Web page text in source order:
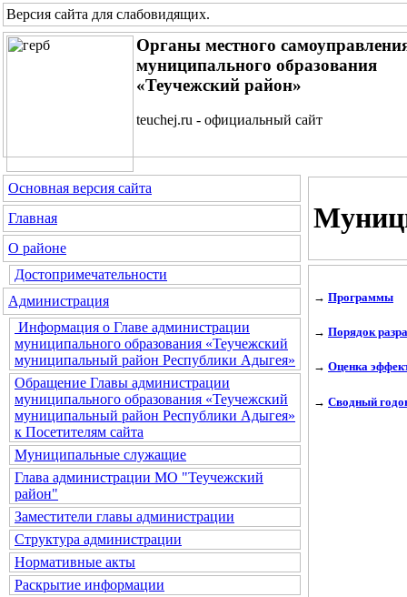
Версия сайта для слабовидящих.
Органы местного
муниципального образования
«Теучежский район»
teuchej.ru - официальный сайт
Основная версия сайта
Главная
О районе
Достопримечательности
Администрация
Информация о Главе администрации
муниципального образования «Теучежский
муниципальный район Республики Адыгея»
Обращение Главы администрации
муниципального образования «Теучежский
муниципальный район Республики Адыгея»
к Посетителям сайта
Муниципальные служащие
Глава администрации МО "Теучежский
район"
Заместители главы администрации
Структура администрации
Нормативные акты
Раскрытие информации
→ Программы
→ Порядок
→ Оценка
→ Сводный